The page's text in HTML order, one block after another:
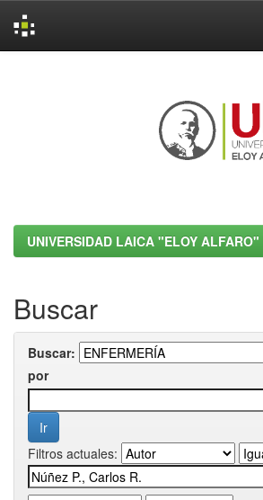
UNIVERSIDAD LAICA "ELOY
Buscar
Buscar:
por
Filtros actuales: